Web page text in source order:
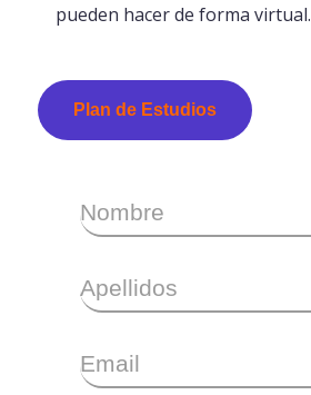
pueden hacer de forma virtual.
Plan de Estudios